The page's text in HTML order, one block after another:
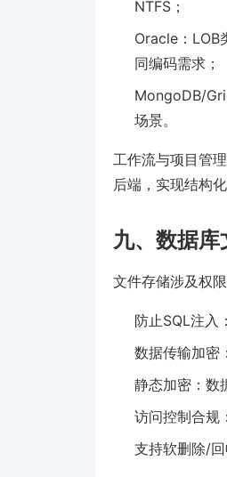
NTFS；
Oracle：LOB
同编码需求；
MongoDB/
场景。
工作流与项目管
后端，实现结构
九、数据
文件存储涉及权
防止SQL注入
数据传输加密
静态加密：数
访问控制合规
支持软删除/